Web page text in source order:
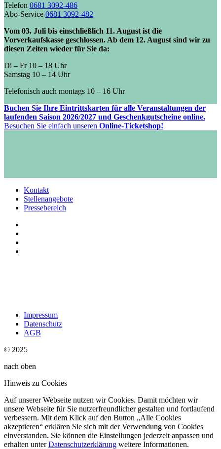
Telefon 0681 3092-486
Abo-Service 0681 3092-482
Vom 03. Juli bis einschließlich 11. August ist die
Vorverkaufskasse geschlossen. Ab dem 12. August sind wir zu
diesen Zeiten wieder für Sie da:
Di – Fr 10 – 18 Uhr
Samstag 10 – 14 Uhr
Telefonisch auch montags 10 – 16 Uhr
Buchen Sie Ihre Eintrittskarten für alle Veranstaltungen der
laufenden Saison 2026/2027 und Geschenkgutscheine online.
Besuchen Sie einfach unseren Online-Ticketshop!
Kontakt
Stellenangebote
Pressebereich
Impressum
Datenschutz
AGB
© 2025
nach oben
Hinweis zu Cookies
Auf unserer Webseite nutzen wir Cookies. Damit möchten wir
unsere Webseite für Sie nutzerfreundlicher gestalten und fortlaufend
verbessern. Mit dem Klick auf den Button „Alle Cookies
akzeptieren“ erklären Sie sich mit der Verwendung von Cookies
einverstanden. Sie können die Einstellungen jederzeit anpassen und
erhalten unterDatenschutzerklärung weitere Informationen.